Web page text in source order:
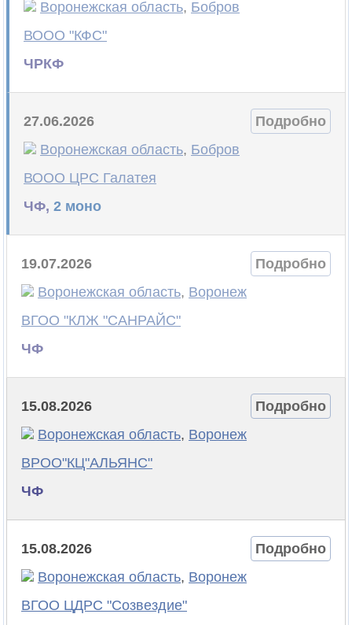
Воронежская область, Бобров
ВООО "КФС"
ЧРКФ
27.06.2026
Подробно
Воронежская область, Бобров
ВООО ЦРС Галатея
ЧФ, 2 моно
19.07.2026
Подробно
Воронежская область, Воронеж
ВГОО "КЛЖ "САНРАЙС"
ЧФ
15.08.2026
Подробно
Воронежская область, Воронеж
ВРОО"КЦ"АЛЬЯНС"
ЧФ
15.08.2026
Подробно
Воронежская область, Воронеж
ВГОО ЦДРС "Созвездие"